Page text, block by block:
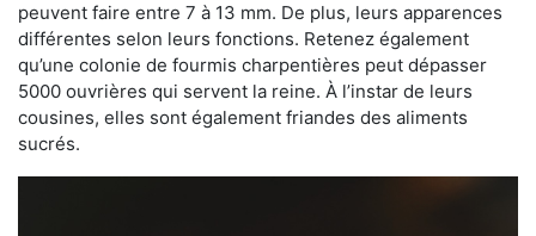
peuvent faire entre 7 à 13 mm. De plus, leurs apparences
différentes selon leurs fonctions. Retenez également
qu’une colonie de fourmis charpentières peut dépasser
5000 ouvrières qui servent la reine. À l’instar de leurs
cousines, elles sont également friandes des aliments
sucrés.